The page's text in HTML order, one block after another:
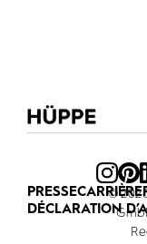
PRESSECARRIÈRE
DÉCLARATION
©